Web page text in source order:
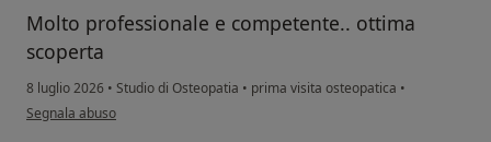
Molto professionale e competente.. ottima
scoperta
8 luglio 2026 • Studio di Osteopatia • prima visita osteopatica •
secondo l'opinione dell'utente Piero Zangari
Segnala abuso